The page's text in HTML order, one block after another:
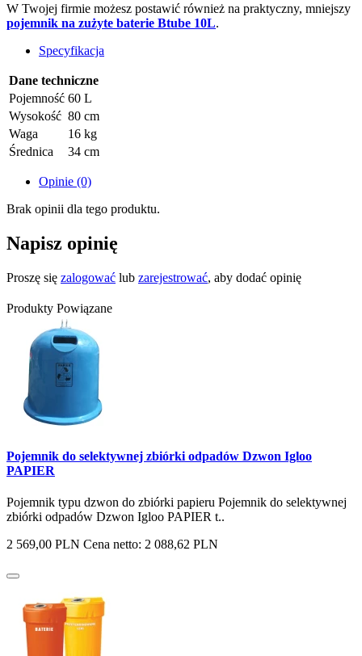
W Twojej firmie możesz postawić również na praktyczny, mniejszy
pojemnik na zużyte baterie Btube 10L.
Specyfikacja
Dane techniczne
Pojemność 60 L
Wysokość 80 cm
Waga
16 kg
Średnica
34 cm
Opinie (0)
Brak opinii dla tego produktu.
Napisz opinię
Proszę się zalogować lub zarejestrować, aby dodać opinię
Produkty Powiązane
Pojemnik do selektywnej zbiórki odpadów Dzwon Igloo
PAPIER
Pojemnik typu dzwon do zbiórki papieru Pojemnik do selektywnej
zbiórki odpadów Dzwon Igloo PAPIER t..
2 569,00 PLN Cena netto: 2 088,62 PLN